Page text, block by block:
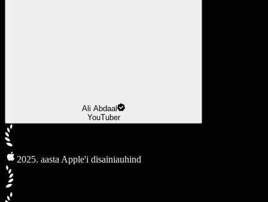
Ali Abdaal
YouTuber
2025. aasta Apple'i disainiauhind